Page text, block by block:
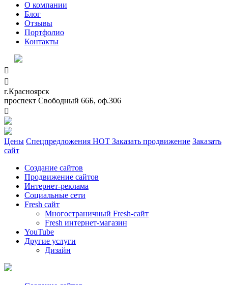
О компании
Блог
Отзывы
Портфолио
Контакты


г.Красноярск
проспект Свободный 66Б, оф.306

Цены Спецпредложения HOT Заказать продвижение Заказать
сайт
Создание сайтов
Продвижение сайтов
Интернет-реклама
Социальные сети
Fresh сайт
Многостраничный Fresh-сайт
Fresh интернет-магазин
YouTube
Другие услуги
Дизайн